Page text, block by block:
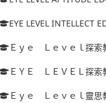
EYE LEVEL INTELLECT
Ｅｙｅ Ｌｅｖｅｌ探索
ＥＹＥ ＬＥＶＥＬ探索
Ｅｙｅ Ｌｅｖｅｌ靈思